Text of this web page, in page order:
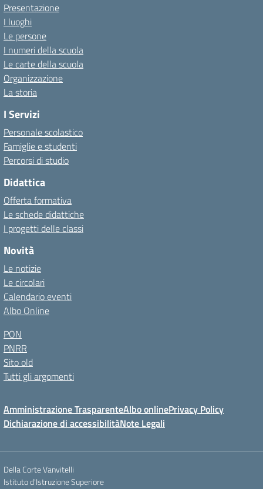
Presentazione
I luoghi
Le persone
I numeri della scuola
Le carte della scuola
Organizzazione
La storia
I Servizi
Personale scolastico
Famiglie e studenti
Percorsi di studio
Didattica
Offerta formativa
Le schede didattiche
I progetti delle classi
Novità
Le notizie
Le circolari
Calendario eventi
Albo Online
PON
PNRR
Sito old
Tutti gli argomenti
Amministrazione TrasparenteAlbo onlinePrivacy Policy
Dichiarazione di accessibilitàNote Legali
Della Corte Vanvitelli
Istituto d'Istruzione Superiore